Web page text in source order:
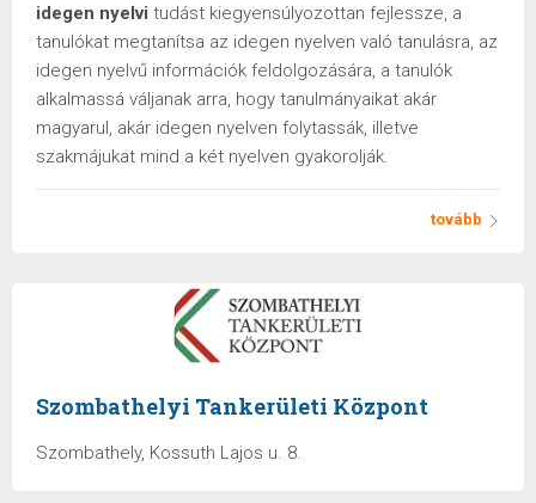
idegen nyelvi tudást kiegyensúlyozottan fejlessze, a
tanulókat megtanítsa az idegen nyelven való tanulásra, az
idegen nyelvű információk feldolgozására, a tanulók
alkalmassá váljanak arra, hogy tanulmányaikat akár
magyarul, akár idegen nyelven folytassák, illetve
szakmájukat mind a két nyelven gyakorolják.
tovább
Szombathelyi Tankerületi Központ
Szombathely, Kossuth Lajos u. 8.